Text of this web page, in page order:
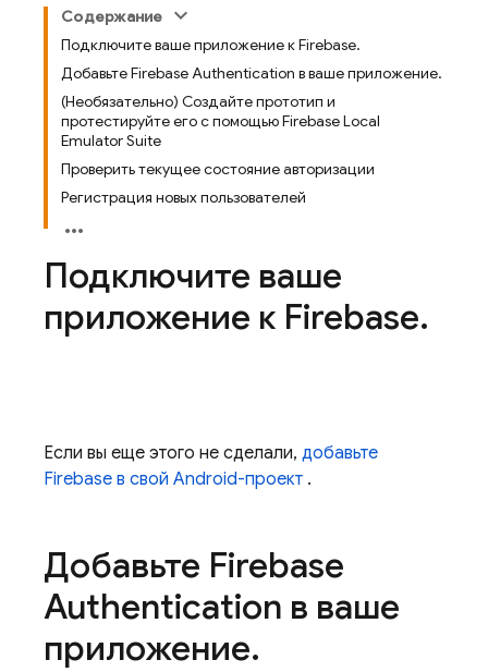
Содержание
Подключите ваше приложение к Firebase.
Добавьте Firebase Authentication в ваше приложение.
(Необязательно) Создайте прототип и
протестируйте его с помощью Firebase Local
Emulator Suite
Проверить текущее состояние авторизации
Регистрация новых пользователей
Подключите ваше
приложение к Firebase.
Если вы еще этого не сделали, добавьте
Firebase в свой Android-проект .
Добавьте Firebase
Authentication в ваше
приложение.